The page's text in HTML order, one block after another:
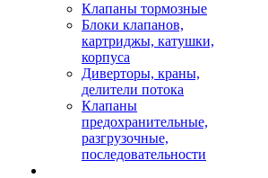
Клапаны тормозные
Блоки клапанов,
картриджы, катушки,
корпуса
Диверторы, краны,
делители потока
Клапаны
предохранительные,
разгрузочные,
последовательности